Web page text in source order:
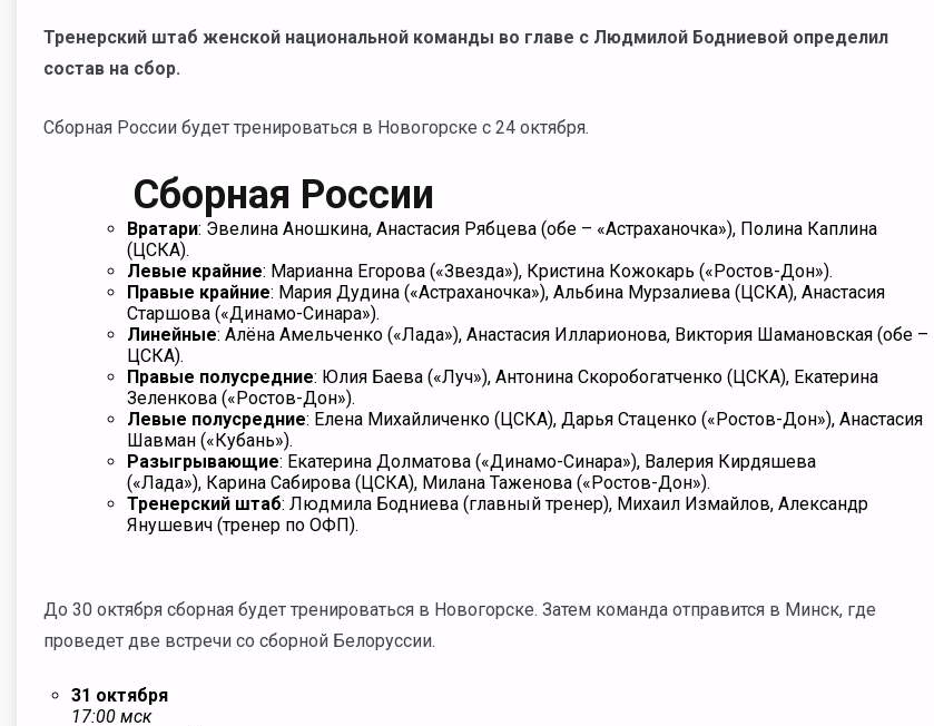
Тренерский штаб женской национальной команды во главе с Людмилой Бодниевой определил
состав на сбор.
Сборная России будет тренироваться в Новогорске с 24 октября.
Сборная России
Вратари: Эвелина Аношкина, Анастасия Рябцева (обе – «Астраханочка»), Полина Каплина
(ЦСКА).
Левые крайние: Марианна Егорова («Звезда»), Кристина Кожокарь («Ростов-Дон»).
Правые крайние: Мария Дудина («Астраханочка»), Альбина Мурзалиева (ЦСКА), Анастасия
Старшова («Динамо-Синара»).
Линейные: Алёна Амельченко («Лада»), Анастасия Илларионова, Виктория Шамановская (обе –
ЦСКА).
Правые полусредние: Юлия Баева («Луч»), Антонина Скоробогатченко (ЦСКА), Екатерина
Зеленкова («Ростов-Дон»).
Левые полусредние: Елена Михайличенко (ЦСКА), Дарья Стаценко («Ростов-Дон»), Анастасия
Шавман («Кубань»).
Разыгрывающие: Екатерина Долматова («Динамо-Синара»), Валерия Кирдяшева
(«Лада»), Карина Сабирова (ЦСКА), Милана Таженова («Ростов-Дон»).
Тренерский штаб: Людмила Бодниева (главный тренер), Михаил Измайлов, Александр
Янушевич (тренер по ОФП).
До 30 октября сборная будет тренироваться в Новогорске. Затем команда отправится в Минск, где
проведет две встречи со сборной Белоруссии.
31 октября
17:00 мск